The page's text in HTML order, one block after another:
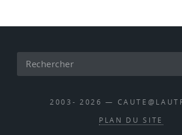
2003- 2026 —
PLAN DU SITE